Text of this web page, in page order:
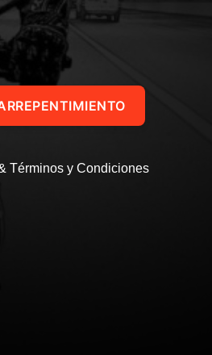
Términos y Condiciones